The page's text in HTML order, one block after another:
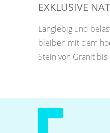
EXKLUSIVE
Langlebig und
bleiben mit dem
Stein von Granit